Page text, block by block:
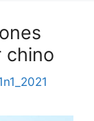
chino